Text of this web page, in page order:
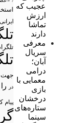
عجیب که
ارزش
تماشا
دارند
معرفی
سریال
آبان؛
درامی
معمایی با
بازی
درخشان
ستاره‌های
سینما
ایرانی
جهت
در
را
پیام